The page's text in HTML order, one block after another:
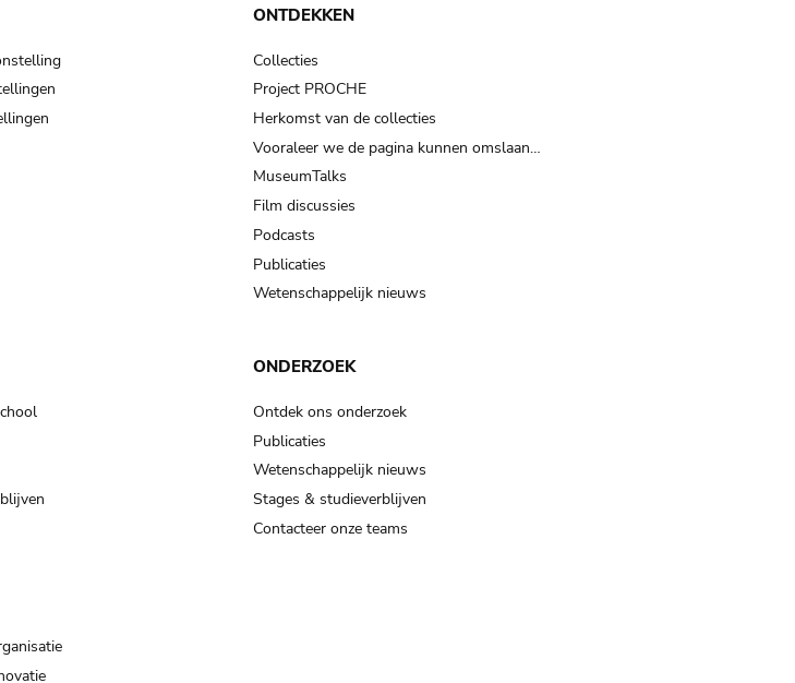
ONTDEKKEN
Collecties
Project PROCHE
Herkomst van de collecties
Vooraleer we de pagina kunnen omslaan…
MuseumTalks
Film discussies
Podcasts
Publicaties
Wetenschappelijk nieuws
ONDERZOEK
Ontdek ons onderzoek
Publicaties
Wetenschappelijk nieuws
Stages & studieverblijven
Contacteer onze teams